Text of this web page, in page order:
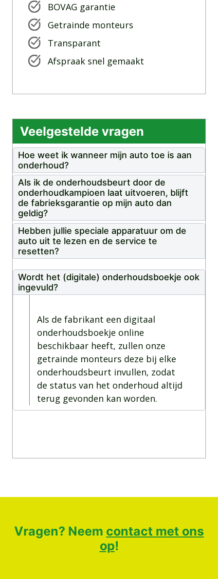
BOVAG garantie
Getrainde monteurs
Transparant
Afspraak snel gemaakt
Veelgestelde vragen
Hoe weet ik wanneer mijn auto toe is aan
onderhoud?
Als ik de onderhoudsbeurt door de
onderhoudkampioen laat uitvoeren, blijft
de fabrieksgarantie op mijn auto dan
geldig?
Hebben jullie speciale apparatuur om de
auto uit te lezen en de service te
resetten?
Wordt het (digitale) onderhoudsboekje ook
ingevuld?
Als de fabrikant een digitaal
onderhoudsboekje online
beschikbaar heeft, zullen onze
getrainde monteurs deze bij elke
onderhoudsbeurt invullen, zodat
de status van het onderhoud altijd
terug gevonden kan worden.
Vragen? Neem contact met ons
op!